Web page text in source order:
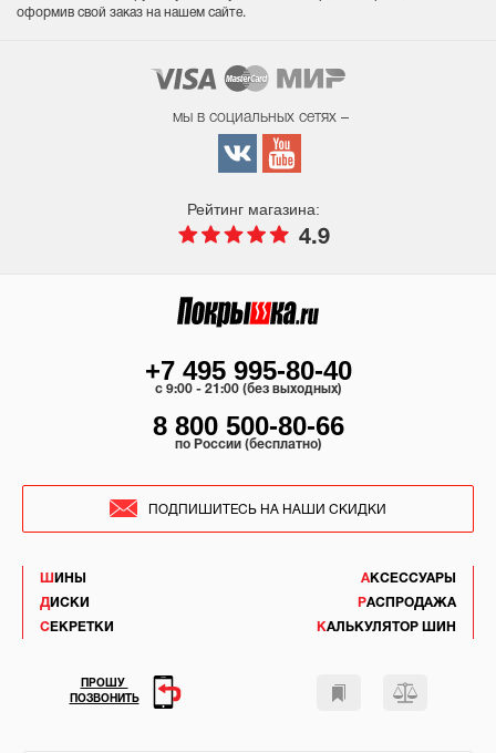
оформив свой заказ на нашем сайте.
мы в социальных сетях –
Рейтинг магазина:
4.9
ШИНЫ
ДИСКИ
СЕКРЕТКИ
АКСЕССУАРЫ
РАСПРОДАЖА
КАЛЬКУЛЯТОР ШИН
+7 495 995-80-40
c 9:00 - 21:00 (без выходных)
8 800 500-80-66
по России (бесплатно)
ПОДПИШИТЕСЬ НА НАШИ СКИДКИ
ПРОШУ
ПОЗВОНИТЬ